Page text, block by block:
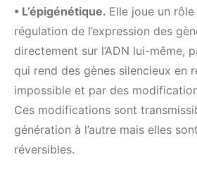
• L’épigénétique. Elle joue un
régulation de l’expression des
directement sur l’ADN lui-même,
qui rend des gènes silencieux en
impossible et par des
Ces modifications sont
génération à l’autre mais elles
réversibles.